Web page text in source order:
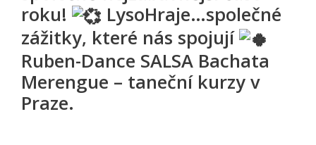
roku!
LysoHraje…společné
zážitky, které nás spojují
Ruben-Dance SALSA Bachata
Merengue – taneční kurzy v
Praze.